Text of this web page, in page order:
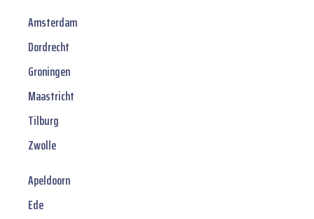
Amsterdam
Dordrecht
Groningen
Maastricht
Tilburg
Zwolle
Apeldoorn
Ede